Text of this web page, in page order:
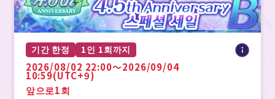
기간 한정 1인 1회까지
2026/08/02 22:00〜2026/09/04
10:59(UTC+9)
앞으로1회